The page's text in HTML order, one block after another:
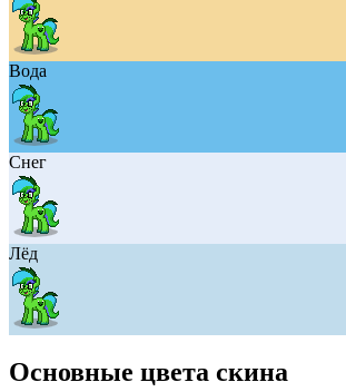
Вода
Снег
Лёд
Основные цвета скина